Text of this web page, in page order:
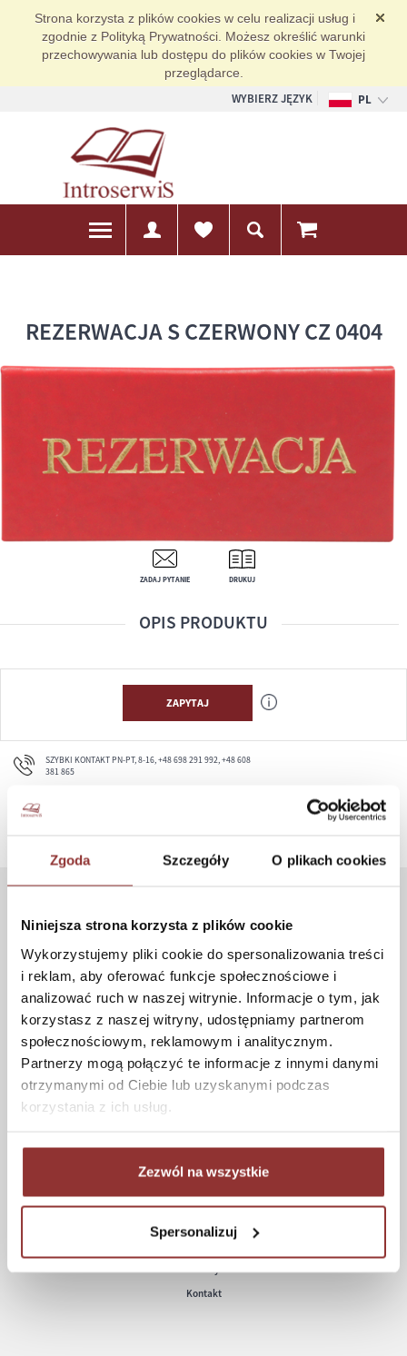
Zgoda Szczegóły O plikach cookies
Niniejsza strona korzysta z plików cookie
Wykorzystujemy pliki cookie do spersonalizowania treści
i reklam, aby oferować funkcje społecznościowe i
analizować ruch w naszej witrynie. Informacje o tym, jak
korzystasz z naszej witryny, udostępniamy partnerom
społecznościowym, reklamowym i analitycznym.
Partnerzy mogą połączyć te informacje z innymi danymi
otrzymanymi od Ciebie lub uzyskanymi podczas
korzystania z ich usług.
Zezwól na wszystkie
Spersonalizuj
Strona korzysta z plików cookies w celu realizacji usług i
zgodnie z Polityką Prywatności. Możesz określić warunki
przechowywania lub dostępu do plików cookies w Twojej
przeglądarce.
WYBIERZ JĘZYK
PL
REZERWACJA S CZERWONY CZ 0404
ZADAJ PYTANIE DRUKUJ
OPIS PRODUKTU
ZAPYTAJ
SZYBKI KONTAKT PN-PT, 8-16, +48 698 291 992, +48 608
381 865
ZAKUPY
Jak kupować
Czas realizacji zamówienia
Formy płatności
Koszt dostawy
Informacje techniczne
Regulamin
Częste pytania
Kontakt